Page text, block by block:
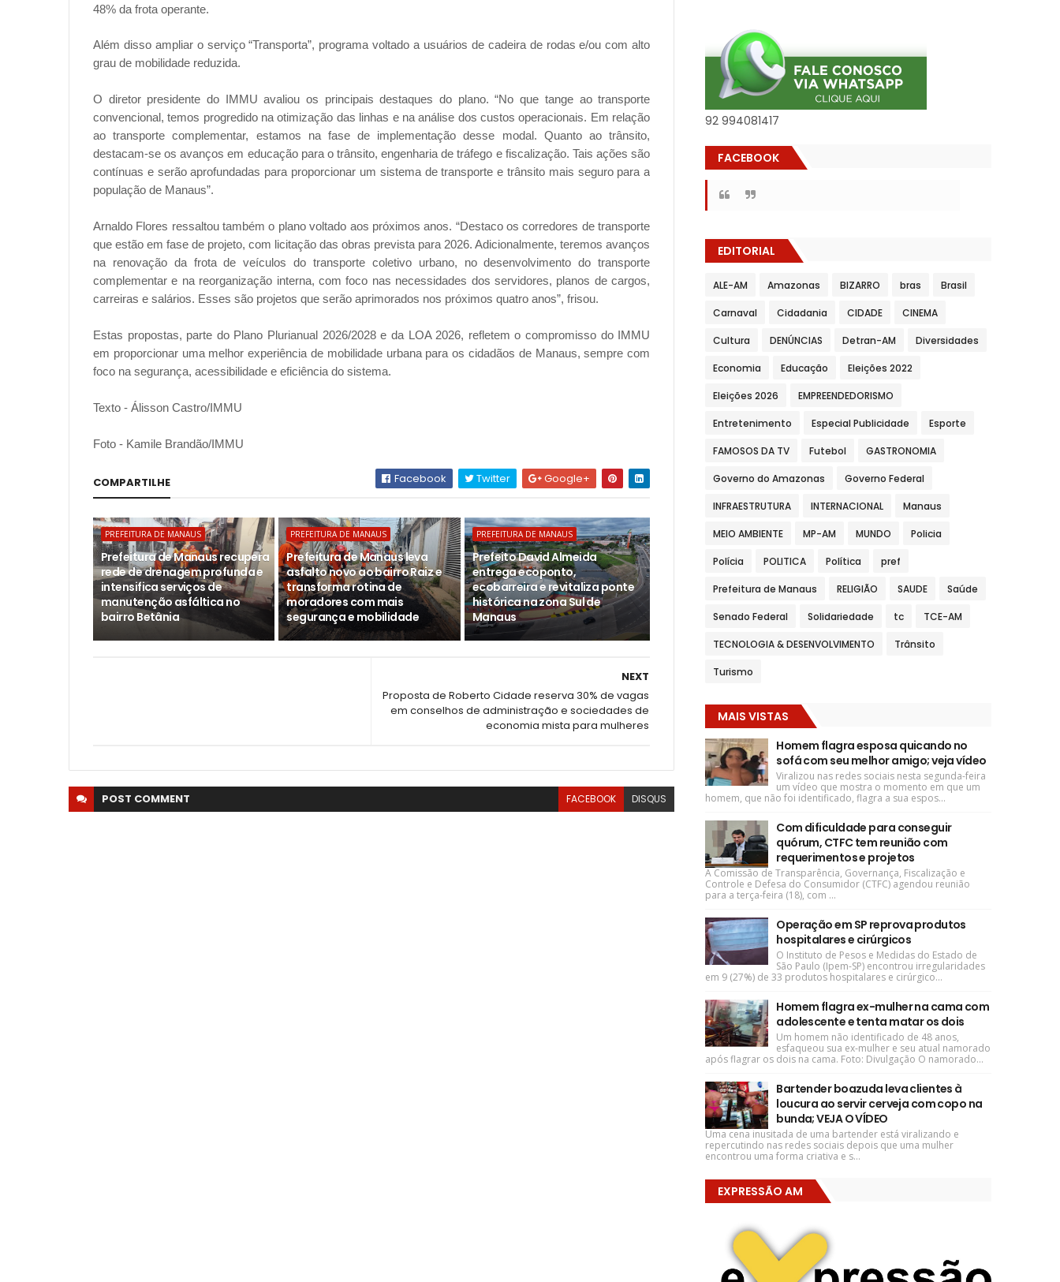
48% da frota operante.
Além disso ampliar o serviço “Transporta”, programa voltado a usuários de cadeira de rodas e/ou com alto
grau de mobilidade reduzida.
O diretor presidente do IMMU avaliou os principais destaques do plano. “No que tange ao transporte
convencional, temos progredido na otimização das linhas e na análise dos custos operacionais. Em relação
ao transporte complementar, estamos na fase de implementação desse modal. Quanto ao trânsito,
destacam-se os avanços em educação para o trânsito, engenharia de tráfego e fiscalização. Tais ações são
contínuas e serão aprofundadas para proporcionar um sistema de transporte e trânsito mais seguro para a
população de Manaus”.
Arnaldo Flores ressaltou também o plano voltado aos próximos anos. “Destaco os corredores de transporte
que estão em fase de projeto, com licitação das obras prevista para 2026. Adicionalmente, teremos avanços
na renovação da frota de veículos do transporte coletivo urbano, no desenvolvimento do transporte
complementar e na reorganização interna, com foco nas necessidades dos servidores, planos de cargos,
carreiras e salários. Esses são projetos que serão aprimorados nos próximos quatro anos”, frisou.
Estas propostas, parte do Plano Plurianual 2026/2028 e da LOA 2026, refletem o compromisso do IMMU
em proporcionar uma melhor experiência de mobilidade urbana para os cidadãos de Manaus, sempre com
foco na segurança, acessibilidade e eficiência do sistema.
Texto - Álisson Castro/IMMU
Foto - Kamile Brandão/IMMU
COMPARTILHE Facebook Twitter Google+
PREFEITURA DE MANAUS
Prefeitura de Manaus recupera
rede de drenagem profunda e
intensifica serviços de
manutenção asfáltica no
bairro Betânia
PREFEITURA DE MANAUS
Prefeitura de Manaus leva
asfalto novo ao bairro Raiz e
transforma rotina de
moradores com mais
segurança e mobilidade
PREFEITURA DE MANAUS
Prefeito David Almeida
entrega ecoponto,
ecobarreira e revitaliza ponte
histórica na zona Sul de
Manaus
NEXT
Proposta de Roberto Cidade reserva 30% de vagas
em conselhos de administração e sociedades de
economia mista para mulheres
POST COMMENT FACEBOOK DISQUS
92 994081417
FACEBOOK
EDITORIAL
ALE-AM Amazonas BIZARRO bras Brasil
Carnaval Cidadania CIDADE CINEMA
Cultura DENÚNCIAS Detran-AM Diversidades
Economia Educação Eleições 2022
Eleições 2026 EMPREENDEDORISMO
Entretenimento Especial Publicidade Esporte
FAMOSOS DA TV Futebol GASTRONOMIA
Governo do Amazonas Governo Federal
INFRAESTRUTURA INTERNACIONAL Manaus
MEIO AMBIENTE MP-AM MUNDO Policia
Polícia POLITICA Política pref
Prefeitura de Manaus RELIGIÃO SAUDE Saúde
Senado Federal Solidariedade tc TCE-AM
TECNOLOGIA & DESENVOLVIMENTO Trânsito
Turismo
MAIS VISTAS
Homem flagra esposa quicando no
sofá com seu melhor amigo; veja vídeo
Viralizou nas redes sociais nesta segunda-feira
um vídeo que mostra o momento em que um
homem, que não foi identificado, flagra a sua espos...
Com dificuldade para conseguir
quórum, CTFC tem reunião com
requerimentos e projetos
A Comissão de Transparência, Governança, Fiscalização e
Controle e Defesa do Consumidor (CTFC) agendou reunião
para a terça-feira (18), com ...
Operação em SP reprova produtos
hospitalares e cirúrgicos
O Instituto de Pesos e Medidas do Estado de
São Paulo (Ipem-SP) encontrou irregularidades
em 9 (27%) de 33 produtos hospitalares e cirúrgico...
Homem flagra ex-mulher na cama com
adolescente e tenta matar os dois
Um homem não identificado de 48 anos,
esfaqueou sua ex-mulher e seu atual namorado
após flagrar os dois na cama. Foto: Divulgação O namorado...
Bartender boazuda leva clientes à
loucura ao servir cerveja com copo na
bunda; VEJA O VÍDEO
Uma cena inusitada de uma bartender está viralizando e
repercutindo nas redes sociais depois que uma mulher
encontrou uma forma criativa e s...
EXPRESSÃO AM